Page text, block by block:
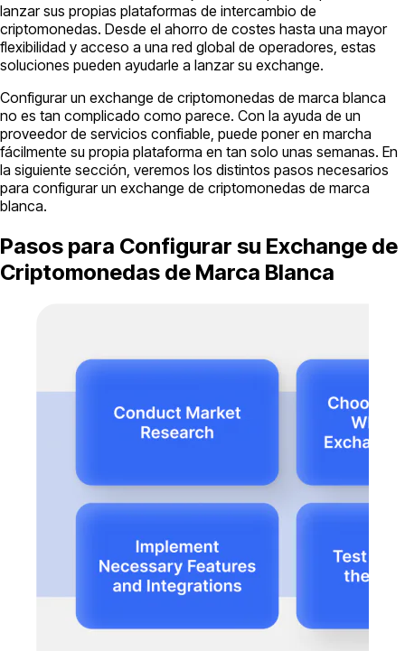
lanzar sus propias plataformas de intercambio de
criptomonedas. Desde el ahorro de costes hasta una mayor
flexibilidad y acceso a una red global de operadores, estas
soluciones pueden ayudarle a lanzar su exchange.
Configurar un exchange de criptomonedas de marca blanca
no es tan complicado como parece. Con la ayuda de un
proveedor de servicios confiable, puede poner en marcha
fácilmente su propia plataforma en tan solo unas semanas. En
la siguiente sección, veremos los distintos pasos necesarios
para configurar un exchange de criptomonedas de marca
blanca.
Pasos para Configurar su Exchange de
Criptomonedas de Marca Blanca